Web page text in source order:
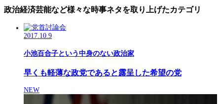
政治経済芸能など様々な時事ネタを取り上げたカテゴリ
2017.10.9
小池百合子という中身のない政治家
早くも軽薄な政党であると露呈した希望の党
NEW